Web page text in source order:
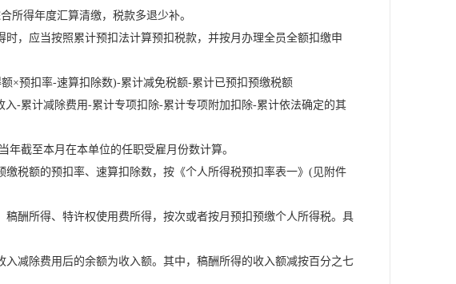
所得年度汇算清缴，税款多退少补。
应当按照累计预扣法计算预扣税款，并按月办理全员全额扣缴申
预扣率-速算扣除数)-累计减免税额-累计已预扣预缴税额
累计减除费用-累计专项扣除-累计专项附加扣除-累计依法确定的其
截至本月在本单位的任职受雇月份数计算。
税额的预扣率、速算扣除数，按《个人所得税预扣率表一》(见附件
酬所得、特许权使用费所得，按次或者按月预扣预缴个人所得税。具
减除费用后的余额为收入额。其中，稿酬所得的收入额减按百分之七